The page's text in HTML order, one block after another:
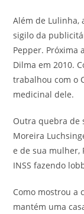
Além de Lulinha,
sigilo da
Pepper. Próxima
Dilma em 2010.
trabalhou com o
medicinal dele.
Outra quebra de
Moreira
e de sua mulher,
INSS fazendo
Como mostrou a
mantém uma